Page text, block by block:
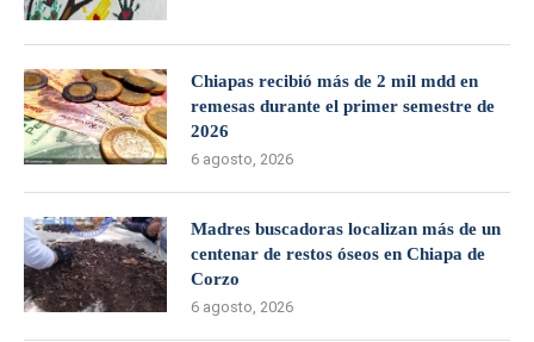
Chiapas recibió más de 2 mil mdd en
remesas durante el primer semestre de
2026
6 agosto, 2026
Madres buscadoras localizan más de un
centenar de restos óseos en Chiapa de
Corzo
6 agosto, 2026